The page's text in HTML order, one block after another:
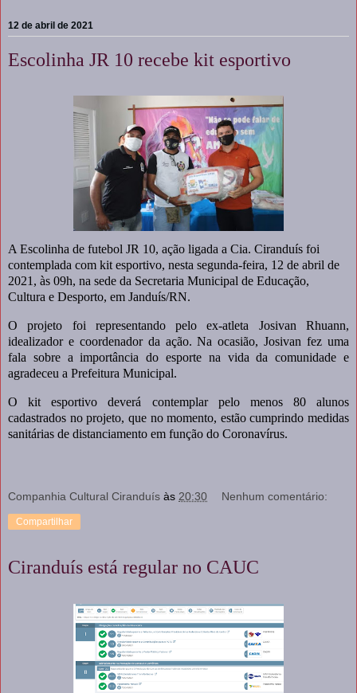
12 de abril de 2021
Escolinha JR 10 recebe kit esportivo
A Escolinha de futebol JR 10, ação ligada a Cia. Ciranduís foi
contemplada com kit esportivo, nesta segunda-feira, 12 de abril de
2021, às 09h, na sede da Secretaria Municipal de Educação,
Cultura e Desporto, em Janduís/RN.
O projeto foi representando pelo ex-atleta Josivan Rhuann,
idealizador e coordenador da ação. Na ocasião, Josivan fez uma
fala sobre a importância do esporte na vida da comunidade e
agradeceu a Prefeitura Municipal.
O kit esportivo deverá contemplar pelo menos 80 alunos
cadastrados no projeto, que no momento, estão cumprindo medidas
sanitárias de distanciamento em função do Coronavírus.
Companhia Cultural Ciranduís às 20:30 Nenhum comentário:
Compartilhar
Ciranduís está regular no CAUC